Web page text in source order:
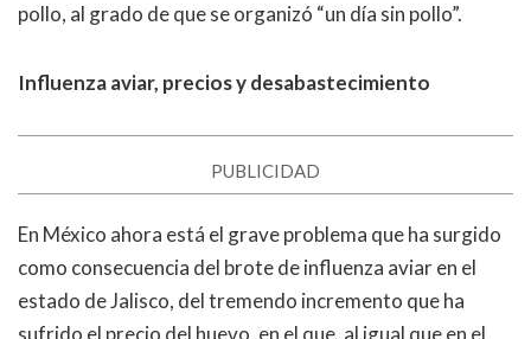
pollo, al grado de que se organizó “un día sin pollo”.
Influenza aviar, precios y desabastecimiento
PUBLICIDAD
En México ahora está el grave problema que ha surgido
como consecuencia del brote de influenza aviar en el
estado de Jalisco, del tremendo incremento que ha
sufrido el precio del huevo, en el que, al igual que en el